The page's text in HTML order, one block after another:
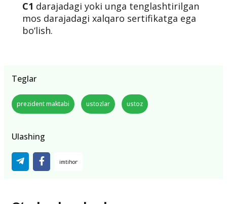
C1 darajadagi yoki unga tenglashtirilgan
mos darajadagi xalqaro sertifikatga ega
bo‘lish.
Teglar
prezident maktabi ustozlar ustoz
Ulashing